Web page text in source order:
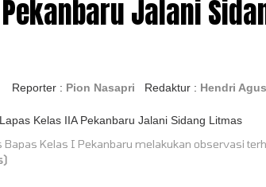
Jalani
Reporter : Pion Nasapri Redaktur : Hendri
Bapas Kelas I Pekanbaru melakukan observasi